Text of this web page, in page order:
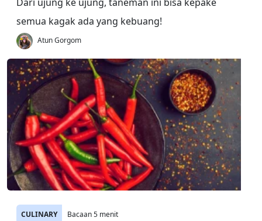
semua kagak ada yang kebuang!
Atun Gorgom
CULINARY Bacaan 5 menit